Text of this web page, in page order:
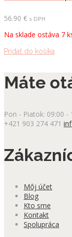
56.90 € s DPH
Na sklade ostáva 7
Pridať do košíka
Máte
Pon - Piatok: 09:00 -
+421 903 274 471
Môj účet
Blog
Kto sme
Kontakt
Spolupráca